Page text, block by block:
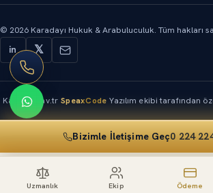
Bizimle İletişime Geç0 224
Uzmanlık Ekip Ödeme
© 2026 Karadayı Hukuk & Arabuluculuk. Tüm hakları
in
𝕏
Karadayi.av.tr SpeaxCode Yazılım ekibi tarafından